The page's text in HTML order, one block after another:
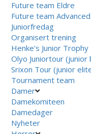
Future team Eldre
Future team Advanced
Juniorfredag
Organisert trening
Henke's Junior Trophy
Olyo Juniortour
Srixon Tour (junior
Tournament team
Damer
Damekomiteen
Damedager
Nyheter